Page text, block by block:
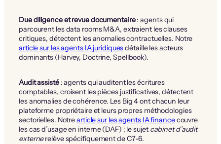
Due diligence et revue documentaire: agents qui
parcourent les data rooms M&A, extraient les clauses
critiques, détectent les anomalies contractuelles. Notre
article sur les agents IA juridiquesdétaille les acteurs
dominants (Harvey, Doctrine, Spellbook).
Audit assisté: agents qui auditent les écritures
comptables, croisent les pièces justificatives, détectent
les anomalies de cohérence. Les Big 4 ont chacun leur
plateforme propriétaire et leurs propres méthodologies
sectorielles. Notrearticle sur les agents IA financecouvre
les cas d’usage en interne (DAF) ; le sujet cabinet d’audit
externerelève spécifiquement de C7-6.